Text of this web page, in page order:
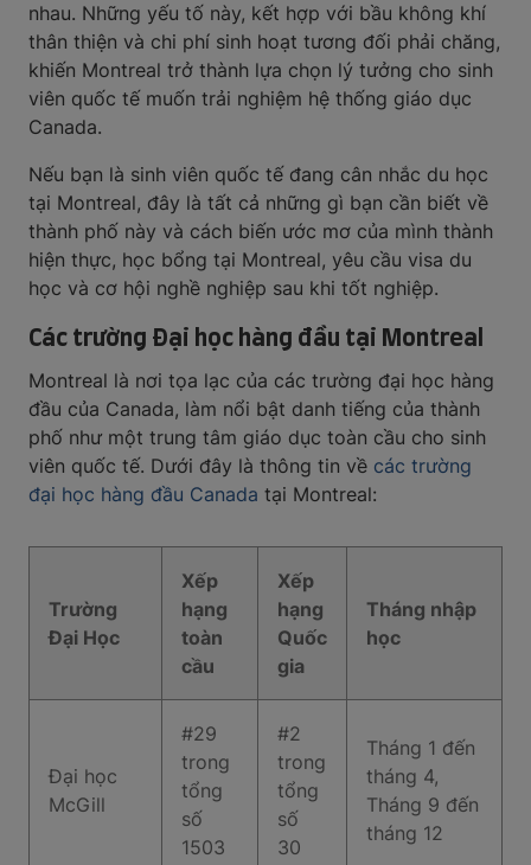
nhau. Những yếu tố này, kết hợp với bầu không khí
thân thiện và chi phí sinh hoạt tương đối phải chăng,
khiến Montreal trở thành lựa chọn lý tưởng cho sinh
viên quốc tế muốn trải nghiệm hệ thống giáo dục
Canada.
Nếu bạn là sinh viên quốc tế đang cân nhắc du học
tại Montreal, đây là tất cả những gì bạn cần biết về
thành phố này và cách biến ước mơ của mình thành
hiện thực, học bổng tại Montreal, yêu cầu visa du
học và cơ hội nghề nghiệp sau khi tốt nghiệp.
Các trường Đại học hàng đầu tại Montreal
Montreal là nơi tọa lạc của các trường đại học hàng
đầu của Canada, làm nổi bật danh tiếng của thành
phố như một trung tâm giáo dục toàn cầu cho sinh
viên quốc tế. Dưới đây là thông tin về các trường
đại học hàng đầu Canada tại Montreal:
Trường
Đại Học
Xếp
hạng
toàn
cầu
Xếp
hạng
Quốc
gia
Tháng nhập
học
Đại học
McGill
#29
trong
tổng
số
1503
#2
trong
tổng
số
30
Tháng 1 đến
tháng 4,
Tháng 9 đến
tháng 12